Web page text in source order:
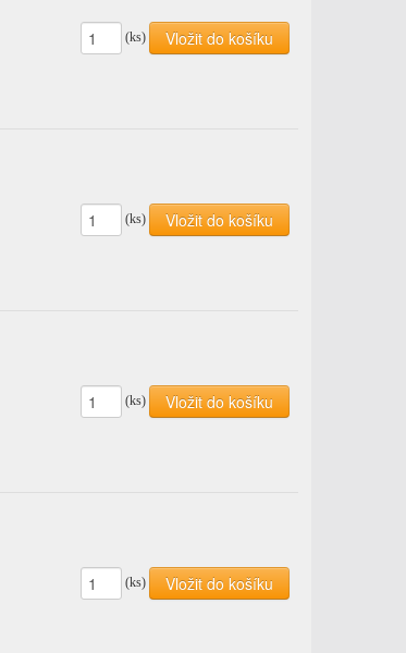
(ks) Vložit do košíku
(ks) Vložit do košíku
(ks) Vložit do košíku
(ks) Vložit do košíku